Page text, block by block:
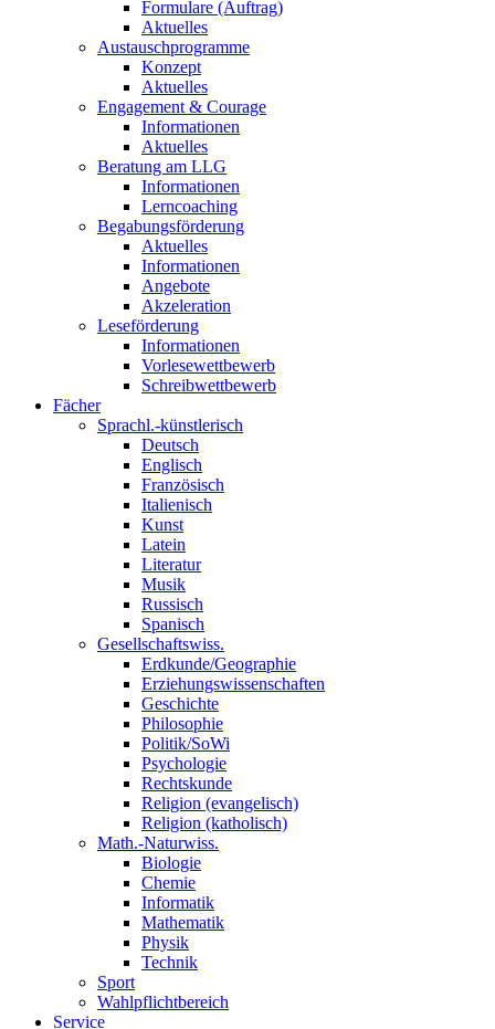
Formulare (Auftrag)
Aktuelles
Austauschprogramme
Konzept
Aktuelles
Engagement & Courage
Informationen
Aktuelles
Beratung am LLG
Informationen
Lerncoaching
Begabungsförderung
Aktuelles
Informationen
Angebote
Akzeleration
Leseförderung
Informationen
Vorlesewettbewerb
Schreibwettbewerb
Fächer
Sprachl.-künstlerisch
Deutsch
Englisch
Französisch
Italienisch
Kunst
Latein
Literatur
Musik
Russisch
Spanisch
Gesellschaftswiss.
Erdkunde/Geographie
Erziehungswissenschaften
Geschichte
Philosophie
Politik/SoWi
Psychologie
Rechtskunde
Religion (evangelisch)
Religion (katholisch)
Math.-Naturwiss.
Biologie
Chemie
Informatik
Mathematik
Physik
Technik
Sport
Wahlpflichtbereich
Service